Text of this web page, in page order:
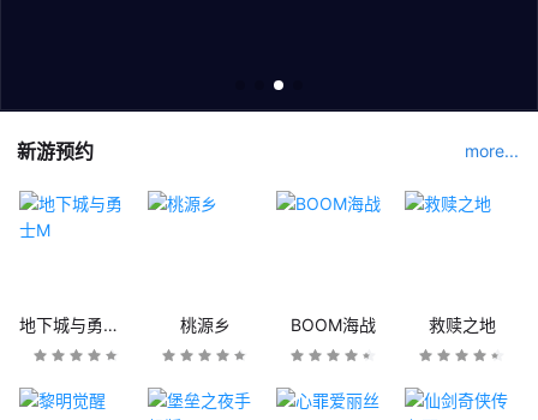
新游预约 more...
地下城与勇士M 桃源乡 BOOM海战 救赎之地